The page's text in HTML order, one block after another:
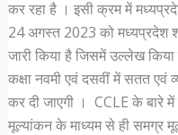
कर रहा है । इसी क्रम में
24 अगस्त 2023 को मध्यप्रदेश
जारी किया है जिसमें उल्लेख
कक्षा नवमी एवं दसवीं में सतत एवं
कर दी जाएगी । CCLE के बारे में
मूल्यांकन के माध्यम से ही समग्र